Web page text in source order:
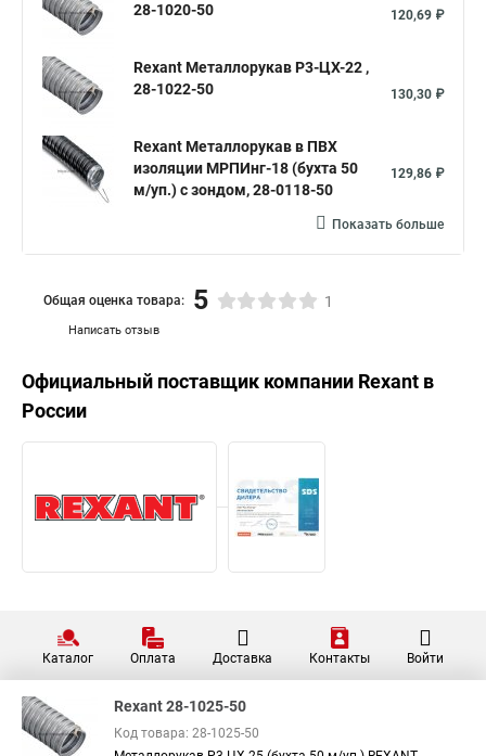
28-1020-50
120,69 ₽
Rexant Металлорукав Р3-ЦХ-22 ,
28-1022-50
130,30 ₽
Rexant Металлорукав в ПВХ
изоляции МРПИнг-18 (бухта 50
м/уп.) с зондом, 28-0118-50
129,86 ₽
Показать больше
Написать отзыв
Общая оценка товара: 5 1
Официальный поставщик компании Rexant в
России
Каталог Оплата Доставка Контакты Войти
Rexant 28-1025-50
Код товара: 28-1025-50